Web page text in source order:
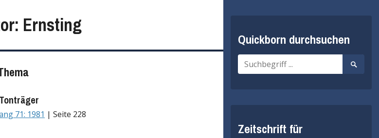
Ernsting
71: 1981 | Seite 228
Quickborn durchsuchen
Suche
nach:
Suche
starten
Zeitschrift für